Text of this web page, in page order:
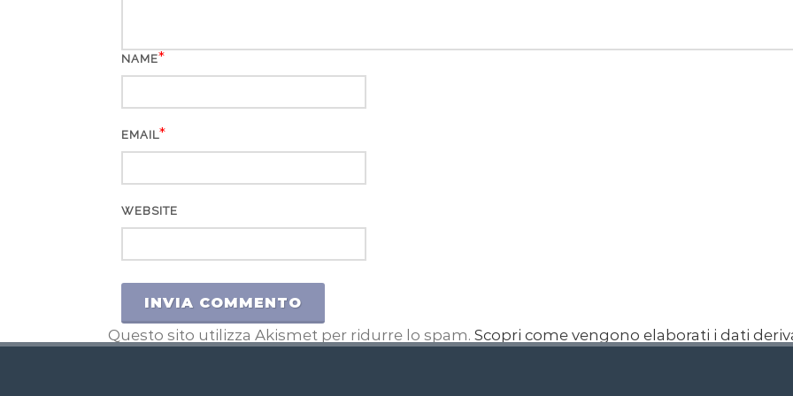
NAME*
EMAIL*
WEBSITE
Questo sito utilizza Akismet per ridurre lo spam. Scopri come vengono elaborati i dati